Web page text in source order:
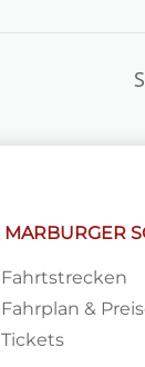
MARBURGER
Fahrtstrecken
Fahrplan &
Tickets